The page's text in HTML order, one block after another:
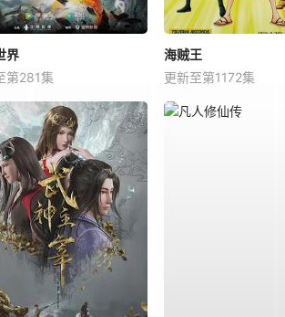
界
第281集
海贼王
更新至第1172集